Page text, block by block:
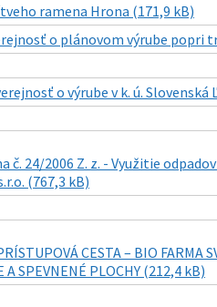
ramena Hrona (171,9 kB)
o plánovom výrube popri
o výrube v k. ú. Slovenská
č. 24/2006 Z. z. - Využitie
(767,3 kB)
CESTA – BIO FARMA
SPEVNENÉ PLOCHY (212,4 kB)